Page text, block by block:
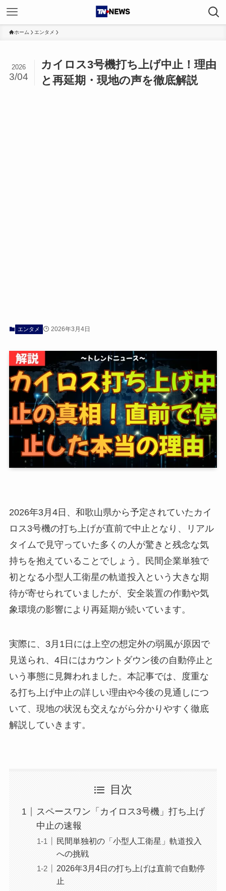
ホーム エンタメ
カイロス3号機打ち上げ中止！理由
と再延期・現地の声を徹底解説
2026
3/04
エンタメ 2026年3月4日
2026年3月4日、和歌山県から予定されていたカイ
ロス3号機の打ち上げが直前で中止となり、リアル
タイムで見守っていた多くの人が驚きと残念な気
持ちを抱えていることでしょう。民間企業単独で
初となる小型人工衛星の軌道投入という大きな期
待が寄せられていましたが、安全装置の作動や気
象環境の影響により再延期が続いています。
実際に、3月1日には上空の想定外の弱風が原因で
見送られ、4日にはカウントダウン後の自動停止と
いう事態に見舞われました。本記事では、度重な
る打ち上げ中止の詳しい理由や今後の見通しにつ
いて、現地の状況も交えながら分かりやすく徹底
解説していきます。
目次
スペースワン「カイロス3号機」打ち上げ
中止の速報
民間単独初の「小型人工衛星」軌道投入
への挑戦
2026年3月4日の打ち上げは直前で自動停
止